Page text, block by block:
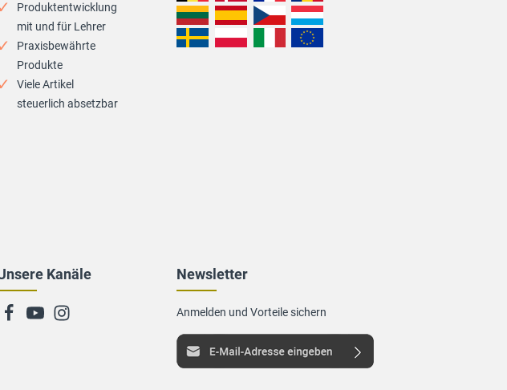
Kanäle
Produktentwicklung
mit und für Lehrer
Praxisbewährte
Produkte
Viele Artikel
steuerlich absetzbar
Newsletter
Anmelden und Vorteile sichern